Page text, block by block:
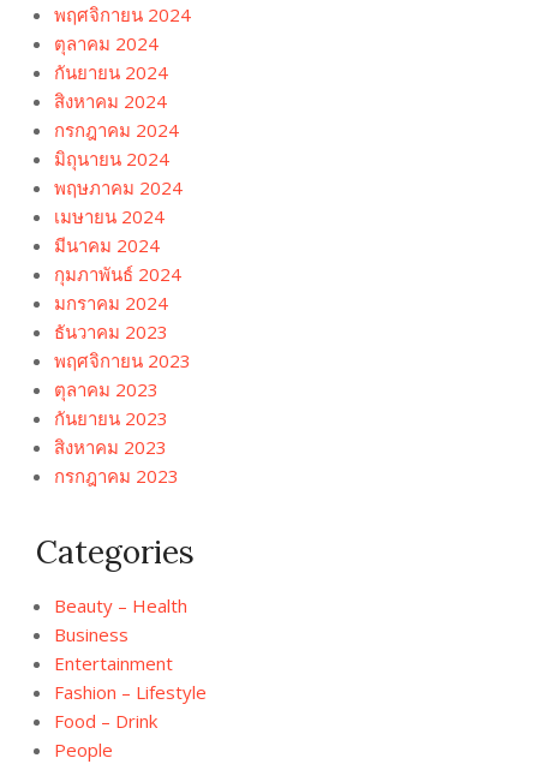
พฤศจิกายน 2024
ตุลาคม 2024
กันยายน 2024
สิงหาคม 2024
กรกฎาคม 2024
มิถุนายน 2024
พฤษภาคม 2024
เมษายน 2024
มีนาคม 2024
กุมภาพันธ์ 2024
มกราคม 2024
ธันวาคม 2023
พฤศจิกายน 2023
ตุลาคม 2023
กันยายน 2023
สิงหาคม 2023
กรกฎาคม 2023
Categories
Beauty – Health
Business
Entertainment
Fashion – Lifestyle
Food – Drink
People